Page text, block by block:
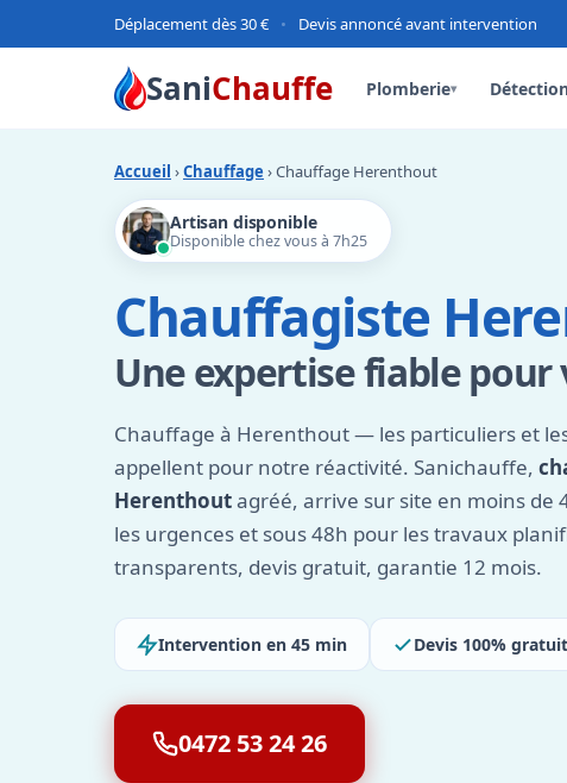
Déplacement dès 30 € • Devis annoncé avant intervention
SaniChauffe Plomberie▾
Accueil ›Chauffage › Chauffage Herenthout
Artisan disponible
Disponible chez vous à 7h25
Chauffagiste
Une expertise fiable
Chauffage à Herenthout — les particuliers et
appellent pour notre réactivité. Sanichauffe,
Herenthoutagréé, arrive sur site en moins de
les urgences et sous 48h pour les travaux
transparents, devis gratuit, garantie 12 mois.
Intervention en 45 min Devis 100% gratuit
0472 53 24 26